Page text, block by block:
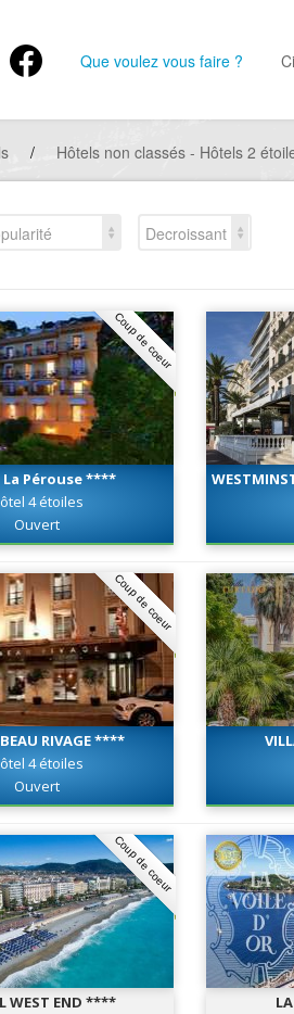
Que voulez vous faire ?
/ Hôtels non classés - Hôtels 2
Decroissant
Coup de coeur
Pérouse ****
4 étoiles
Ouvert
Coup de coeur
RIVAGE ****
4 étoiles
Ouvert
Coup de coeur
WEST END ****